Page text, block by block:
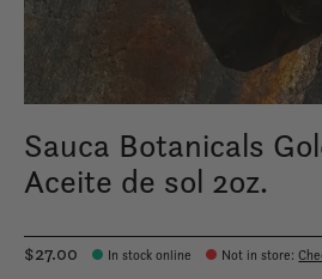
Sauca Botanicals
Aceite de sol 2oz.
$27.00 In stock online Not in store: